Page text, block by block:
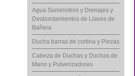
Agua Suministros y Drenajes y
Desbordamientos de Llaves de
Bañera
Ducha barras de cortina y Piezas
Cabeza de Duchas y Duchas de
Mano y Pulverizadores